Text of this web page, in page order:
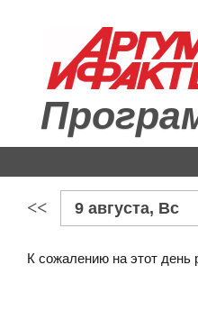
<< 9 августа, Вс
К сожалению на этот день